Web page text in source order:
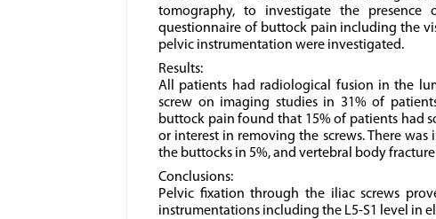
tomography, to investigate the
questionnaire of buttock pain including the
pelvic instrumentation were investigated.
Results:
All patients had radiological fusion in the
screw on imaging studies in 31% of
buttock pain found that 15% of patients had
or interest in removing the screws. There
the buttocks in 5%, and vertebral body
Conclusions:
Pelvic fixation through the iliac screws
instrumentations including the L5-S1 level in